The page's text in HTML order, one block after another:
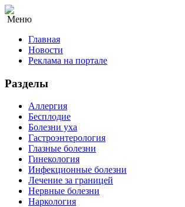
Меню
Главная
Новости
Реклама на портале
Разделы
Аллергия
Бесплодие
Болезни уха
Гастроэнтерология
Глазные болезни
Гинекология
Инфекционные болезни
Лечение за границей
Нервные болезни
Наркология